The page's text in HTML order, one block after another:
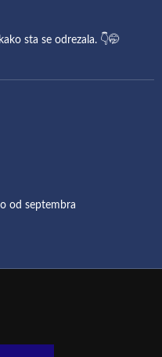
sta se odrezala. 👇🤭
od septembra